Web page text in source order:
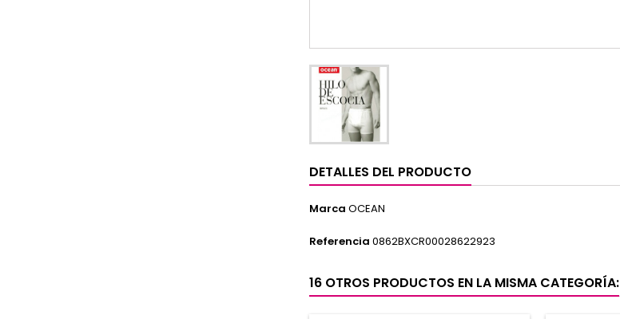
DETALLES DEL PRODUCTO
Marca OCEAN
Referencia 0862BXCR00028622923
16 OTROS PRODUCTOS EN LA MISMA CATEGORÍA: